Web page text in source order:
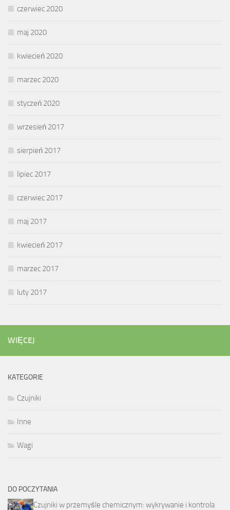
czerwiec 2020
maj 2020
kwiecień 2020
marzec 2020
styczeń 2020
wrzesień 2017
sierpień 2017
lipiec 2017
czerwiec 2017
maj 2017
kwiecień 2017
marzec 2017
luty 2017
WIĘCEJ
KATEGORIE
Czujniki
Inne
Wagi
DO POCZYTANIA
Czujniki w przemyśle chemicznym: wykrywanie i kontrola